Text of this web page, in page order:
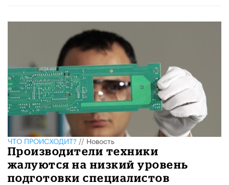
ЧТО ПРОИСХОДИТ?//Новость
Производители техники
жалуются на низкий уровень
подготовки специалистов